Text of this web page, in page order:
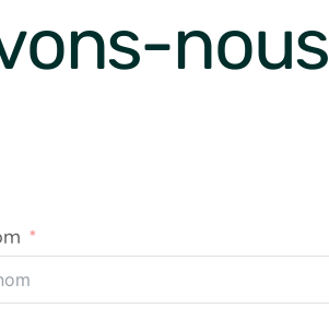
nous